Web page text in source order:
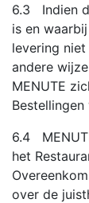
6.3 Indien
is en
levering
andere
MENUTE
6.4
het
over de